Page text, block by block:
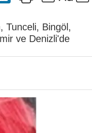
Tunceli, Bingöl,
ve Denizli'de